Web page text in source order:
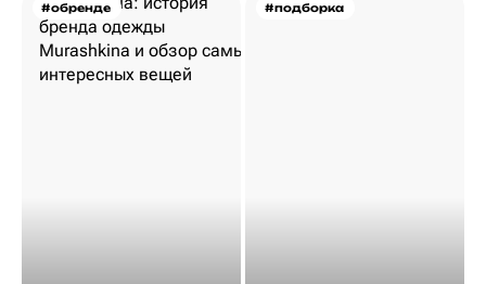
#обренде #подборка